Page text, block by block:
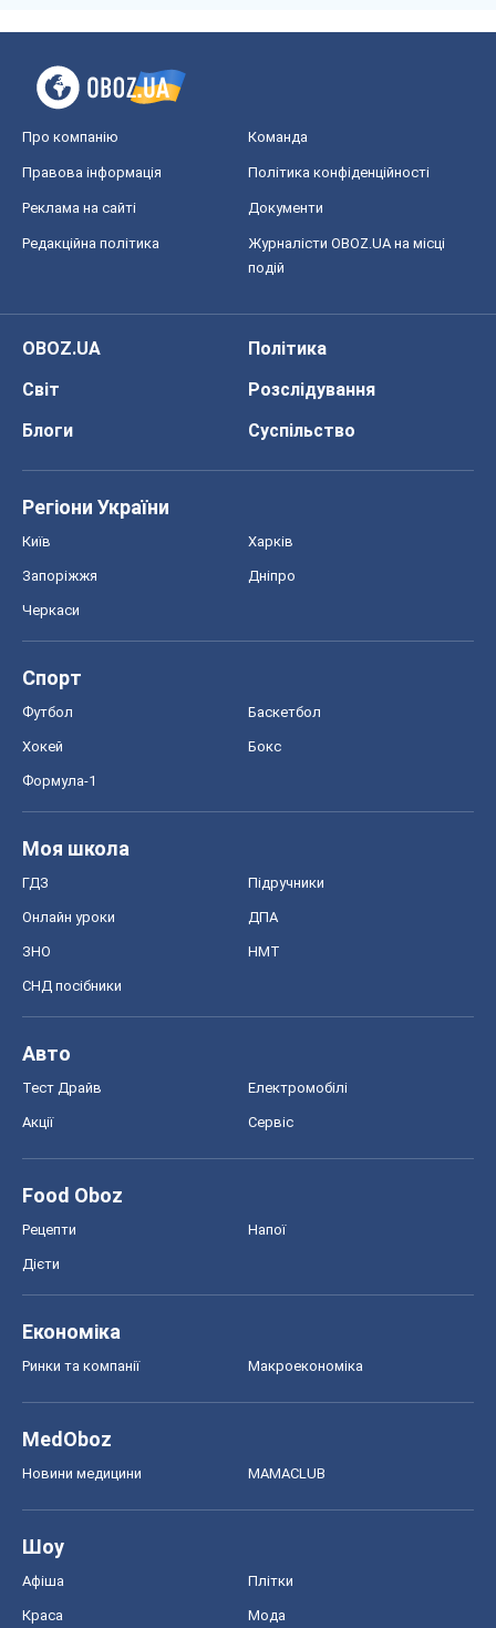
Про компанію Команда
Правова інформація Політика конфіденційності
Реклама на сайті Документи
Редакційна політика
Журналісти OBOZ.UA на місці
подій
OBOZ.UA
Політика
Світ
Розслідування
Блоги
Суспільство
Регіони України
Київ Харків
Запоріжжя Дніпро
Черкаси
Спорт
Футбол Баскетбол
Хокей Бокс
Формула-1
Моя школа
ГДЗ Підручники
Онлайн уроки ДПА
ЗНО НМТ
СНД посібники
Авто
Тест Драйв Електромобілі
Акції Сервіс
Food Oboz
Рецепти Напої
Дієти
Економіка
Ринки та компанії Макроекономіка
MedOboz
Новини медицини MAMACLUB
Шоу
Афіша Плітки
Краса Мода